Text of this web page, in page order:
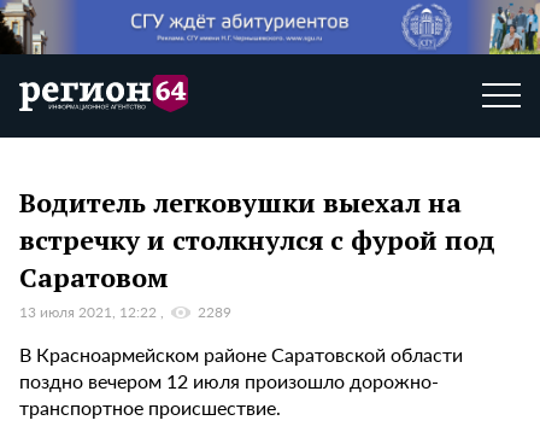
Водитель легковушки выехал на
встречку и столкнулся с фурой под
Саратовом
13 июля 2021, 12:22 2289
В Красноармейском районе Саратовской области
поздно вечером 12 июля произошло дорожно-
транспортное происшествие.